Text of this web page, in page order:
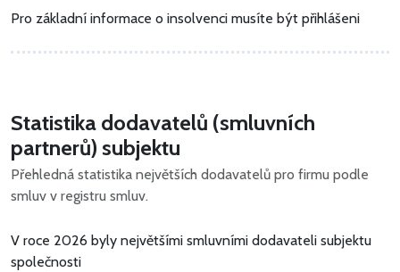
Pro základní informace o insolvenci musíte být přihlášeni
Statistika dodavatelů (smluvních
partnerů) subjektu
Přehledná statistika největších dodavatelů pro firmu podle
smluv v registru smluv.
V roce 2026 byly největšími smluvními dodavateli subjektu
společnosti